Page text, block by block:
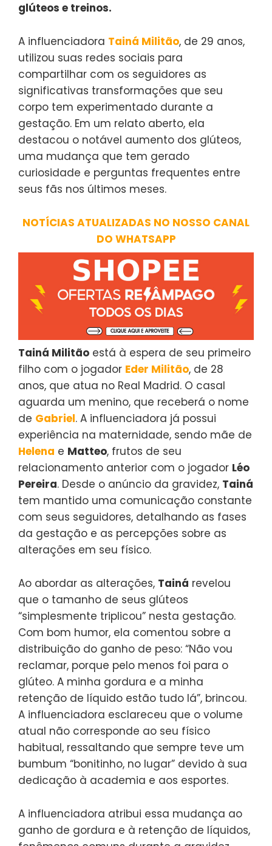
glúteos e treinos.
A influenciadora Tainá Militão, de 29 anos,
utilizou suas redes sociais para
compartilhar com os seguidores as
significativas transformações que seu
corpo tem experimentado durante a
gestação. Em um relato aberto, ela
destacou o notável aumento dos glúteos,
uma mudança que tem gerado
curiosidade e perguntas frequentes entre
seus fãs nos últimos meses.
NOTÍCIAS ATUALIZADAS NO NOSSO CANAL
DO WHATSAPP
Tainá Militão está à espera de seu primeiro
filho com o jogador Eder Militão, de 28
anos, que atua no Real Madrid. O casal
aguarda um menino, que receberá o nome
de Gabriel. A influenciadora já possui
experiência na maternidade, sendo mãe de
Helena e Matteo, frutos de seu
relacionamento anterior com o jogador Léo
Pereira. Desde o anúncio da gravidez, Tainá
tem mantido uma comunicação constante
com seus seguidores, detalhando as fases
da gestação e as percepções sobre as
alterações em seu físico.
Ao abordar as alterações, Tainá revelou
que o tamanho de seus glúteos
“simplesmente triplicou” nesta gestação.
Com bom humor, ela comentou sobre a
distribuição do ganho de peso: “Não vou
reclamar, porque pelo menos foi para o
glúteo. A minha gordura e a minha
retenção de líquido estão tudo lá”, brincou.
A influenciadora esclareceu que o volume
atual não corresponde ao seu físico
habitual, ressaltando que sempre teve um
bumbum “bonitinho, no lugar” devido à sua
dedicação à academia e aos esportes.
A influenciadora atribui essa mudança ao
ganho de gordura e à retenção de líquidos,